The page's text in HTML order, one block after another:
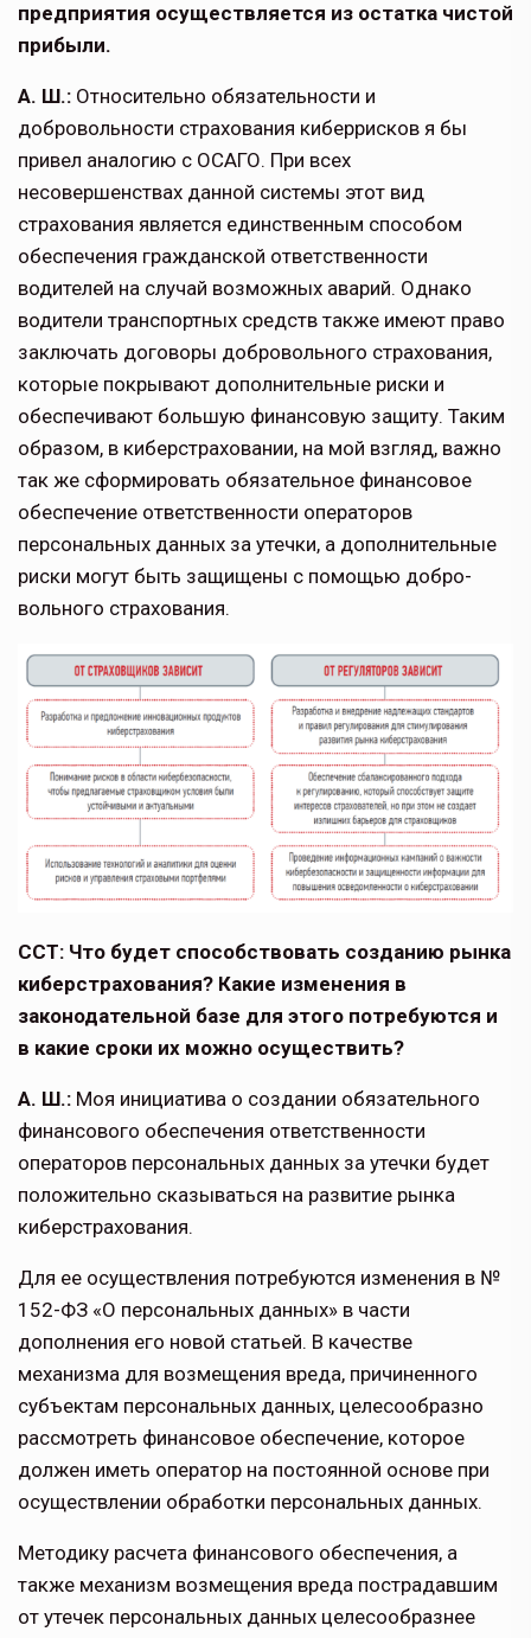
предприятия осущест­вляется из остатка чистой
прибыли.
А. Ш.: Относительно обязательности и
добровольности страхования киберри­сков я бы
привел аналогию с ОСАГО. При всех
несовершенствах данной системы этот вид
страхования является единственным способом
обеспечения гражданской ответ­ственности
водителей на случай возмож­ных аварий. Однако
водители транспорт­ных средств также имеют право
заключать договоры добровольного страхования,
которые покрывают дополнительные риски и
обеспечивают большую финансовую за­щиту. Таким
образом, в киберстраховании, на мой взгляд, важно
так же сформировать обязательное финансовое
обеспечение ответственности операторов
персональных данных за утечки, а дополнительные
риски могут быть защищены с помощью добро­
вольного страхования.
ССТ: Что будет способствовать созда­нию рынка
киберстрахования? Какие из­менения в
законодательной базе для этого потребуются и
в какие сроки их можно осуществить?
А. Ш.: Моя инициатива о создании обязательного
финансового обеспечения ответственности
операторов персональ­ных данных за утечки будет
положительно сказываться на развитие рынка
киберстра­хования.
Для ее осуществления потребуются изменения в №
152-ФЗ «О персональных данных» в части
дополнения его новой ста­тьей. В качестве
механизма для возмещения вреда, причиненного
субъектам персональ­ных данных, целесообразно
рассмотреть финансовое обеспечение, которое
должен иметь оператор на постоянной основе при
осуществлении обработки персональных данных.
Методику расчета финансового обеспече­ния, а
также механизм возмещения вреда пострадавшим
от утечек персональных данных целесообразнее